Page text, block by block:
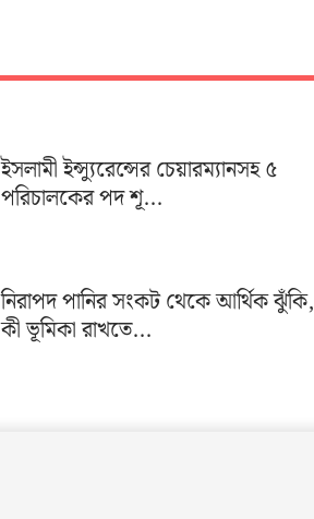
ইসলামী ইন্স্যুরেন্সের চেয়ারম্যানসহ ৫
পরিচালকের পদ শূ...
নিরাপদ পানির সংকট থেকে আর্থিক ঝুঁকি,
কী ভূমিকা রাখতে...